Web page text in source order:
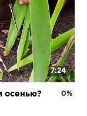
7:24
осенью?
0%